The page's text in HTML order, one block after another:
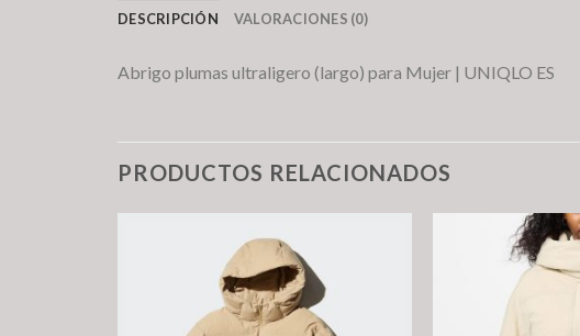
DESCRIPCIÓN VALORACIONES (0)
Abrigo plumas ultraligero (largo) para Mujer | UNIQLO ES
PRODUCTOS RELACIONADOS